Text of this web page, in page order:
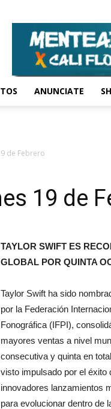
ANUNCIATE
de Febrero
19 de
TAYLOR SWIFT ES
GLOBAL POR QUINTA
Taylor Swift ha sido
por la Federación
Fonográfica (IFPI),
mayores ventas a nivel
consecutiva y quinta en
visto impulsado por el éxito
innovadores lanzamientos
para evolucionar dentro de